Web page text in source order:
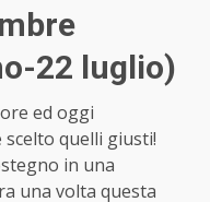
22 luglio)
ed oggi
quelli giusti!
in una
una volta questa